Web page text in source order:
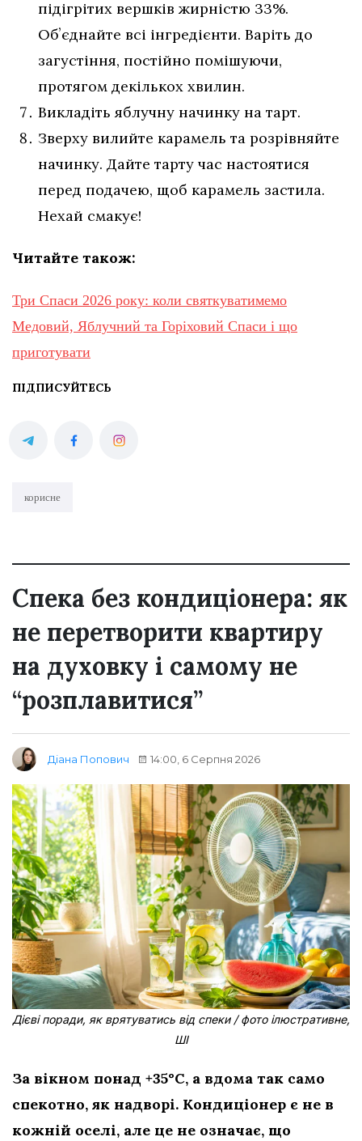
підігрітих вершків жирністю 33%.
Обʼєднайте всі інгредієнти. Варіть до
загустіння, постійно помішуючи,
протягом декількох хвилин.
Викладіть яблучну начинку на тарт.
Зверху вилийте карамель та розрівняйте
начинку. Дайте тарту час настоятися
перед подачею, щоб карамель застила.
Нехай смакує!
Читайте також:
Три Спаси 2026 року: коли святкуватимемо
Медовий, Яблучний та Горіховий Спаси і що
приготувати
ПІДПИСУЙТЕСЬ
корисне
Спека без кондиціонера: як
не перетворити квартиру
на духовку і самому не
“розплавитися”
Діана Попович 14:00, 6 Серпня 2026
Дієві поради, як врятуватись від спеки / фото ілюстративне,
ШІ
За вікном понад +35°C, а вдома так само
спекотно, як надворі. Кондиціонер є не в
кожній оселі, але це не означає, що